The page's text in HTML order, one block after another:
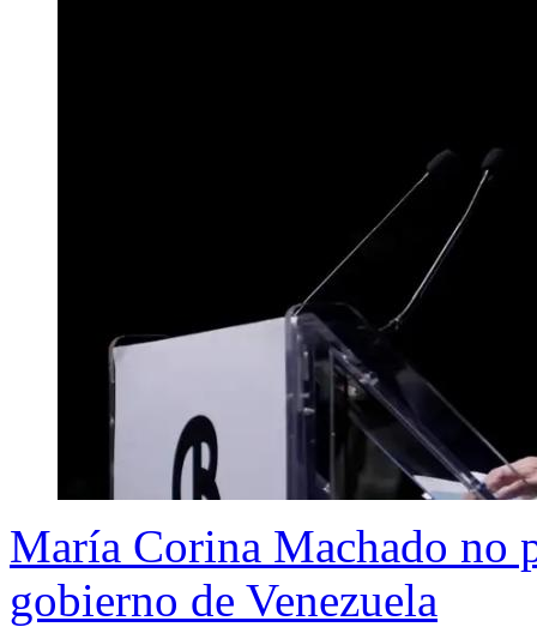
María Corina Machado no
gobierno de Venezuela